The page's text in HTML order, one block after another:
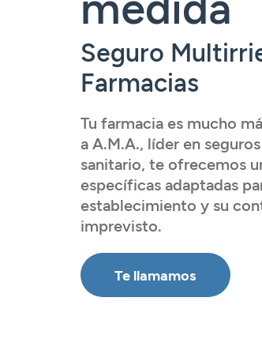
Servicios
Seguros
Acceder
Servicios
Expatriados
Acceder
Servicios
Seguro
Farmacias
Tu farmacia es mucho
a A.M.A., líder en
sanitario, te ofrecemos
específicas adaptadas
establecimiento y su
imprevisto.
Te llamamos